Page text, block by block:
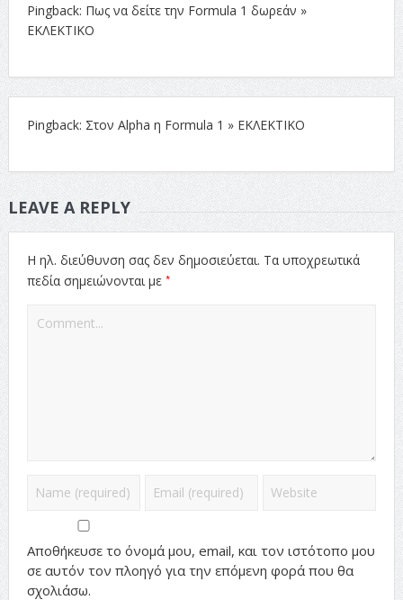
Pingback: Πως να δείτε την Formula 1 δωρεάν »
ΕΚΛΕΚΤΙΚΟ
Pingback: Στον Alpha η Formula 1 » ΕΚΛΕΚΤΙΚΟ
LEAVE A REPLY
Η ηλ. διεύθυνση σας δεν δημοσιεύεται. Τα υποχρεωτικά
πεδία σημειώνονται με *
Αποθήκευσε το όνομά μου, email, και τον ιστότοπο μου
σε αυτόν τον πλοηγό για την επόμενη φορά που θα
σχολιάσω.